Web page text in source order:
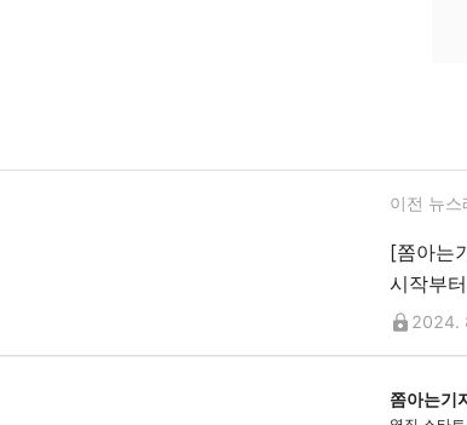
이전 뉴스
[쫌아는
시작부
2024.
쫌아는기